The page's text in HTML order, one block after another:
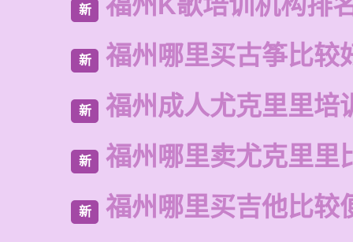
新
新 福州哪里买古筝比较
新 福州成人尤克里里培
新 福州哪里卖尤克里里
新 福州哪里买吉他比较